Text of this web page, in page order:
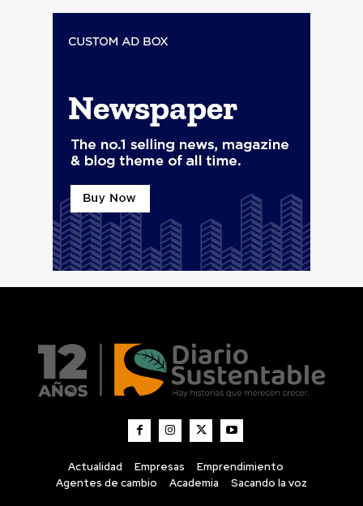
Actualidad Empresas
Emprendimiento
Agentes de cambio
Academia Sacando la voz